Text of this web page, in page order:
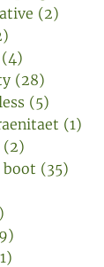
(2)
(28)
(5)
(1)
(2)
boot (35)